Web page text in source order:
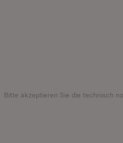
Bitte akzeptieren Sie die technisch